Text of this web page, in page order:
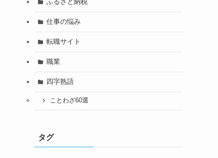
ふるさと納税
仕事の悩み
転職サイト
職業
四字熟語
ことわざ60選
タグ